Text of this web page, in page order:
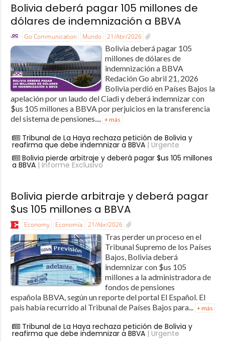
Bolivia deberá pagar 105 millones de
dólares de indemnización a BBVA
Go Communication Mundo 21/Abr/2026
Bolivia deberá pagar 105
millones de dólares de
indemnización a BBVA
Redación Go abril 21, 2026
Bolivia perdió en Países Bajos la
apelación por un laudo del Ciadi y deberá indemnizar con
$us 105 millones a BBVA por perjuicios en la transferencia
del sistema de pensiones.... + más
Tribunal de La Haya rechaza petición de Bolivia y
reafirma que debe indemnizar a BBVA| Urgente
Bolivia pierde arbitraje y deberá pagar $us 105 millones
a BBVA| Informe Exclusivo
Bolivia pierde arbitraje y deberá pagar
$us 105 millones a BBVA
Economy Economía 21/Abr/2026
Tras perder un proceso en el
Tribunal Supremo de los Países
Bajos, Bolivia deberá
indemnizar con $us 105
millones a la administradora de
fondos de pensiones
española BBVA, según un reporte del portal El Español. El
país había recurrido al Tribunal de Países Bajos para... + más
Tribunal de La Haya rechaza petición de Bolivia y
reafirma que debe indemnizar a BBVA| Urgente